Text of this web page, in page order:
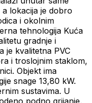
lokacija je dobro
i okolnim
tehnologija Kuća
gradnje i
je kvalitetna PVC
i troslojnim staklom,
Objekt ima
snage 13,80 kW.
sustavima. U